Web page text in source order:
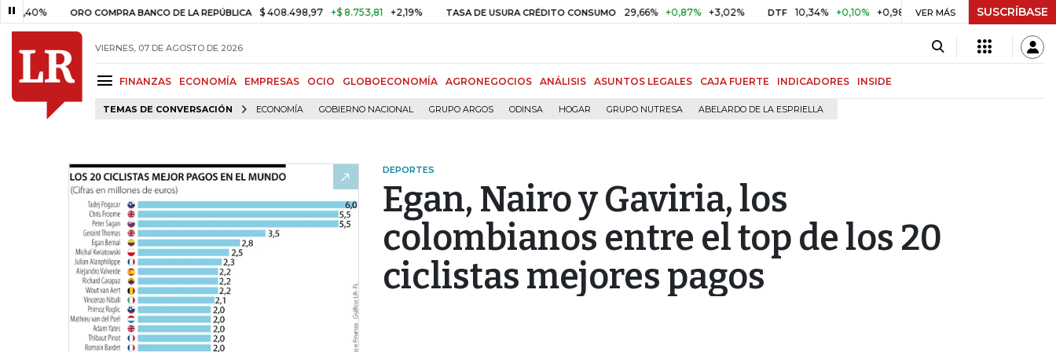
ORO COMPRA BANCO DE LA REPÚBLICA $ 408.498,97 +$ 8.753,81 +2,19% TASA DE USURA CRÉDITO CONSUMO 29,66% +0,87% +3,02% DTF 10,34% +0,10% +0,98% UVR $ 416,91 +$ 0,05 +0,01%
VER MÁS SUSCRÍBASE
VIERNES, 07 DE AGOSTO DE 2026
FINANZAS ECONOMÍA EMPRESAS OCIO GLOBOECONOMÍA AGRONEGOCIOS ANÁLISIS ASUNTOS LEGALES CAJA FUERTE INDICADORES INSIDE
TEMAS DE CONVERSACIÓN ECONOMÍA GOBIERNO NACIONAL GRUPO ARGOS ODINSA HOGAR GRUPO NUTRESA ABELARDO DE LA ESPRIELLA
DEPORTES
Egan, Nairo y Gaviria, los
colombianos entre el top de los 20
ciclistas mejores pagos